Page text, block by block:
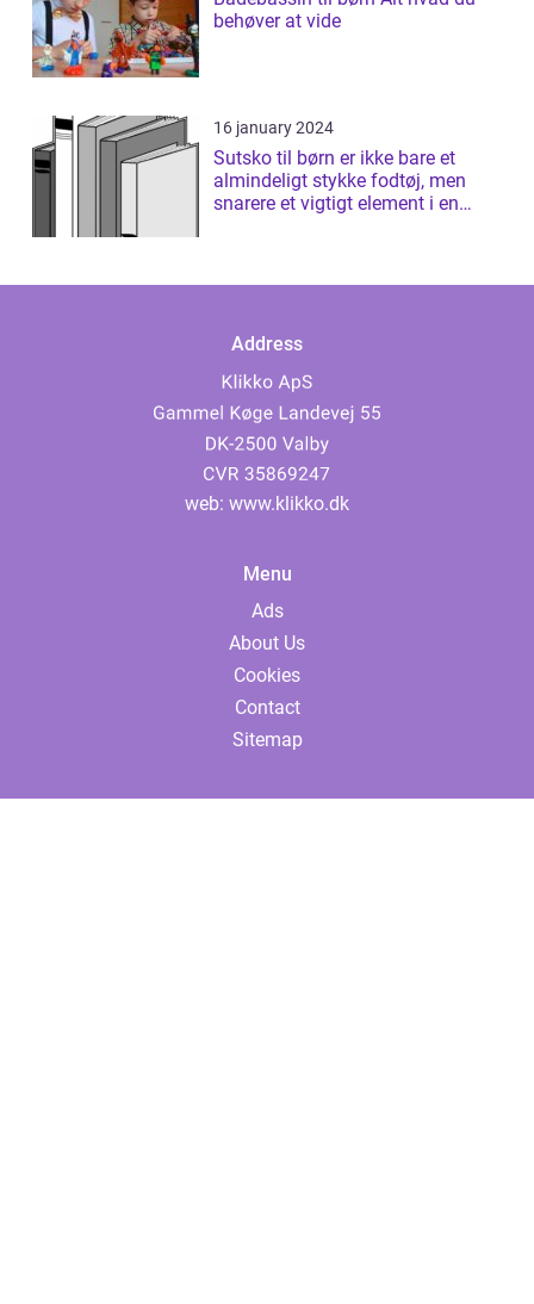
behøver at vide
16 january 2024
Sutsko til børn er ikke bare et
almindeligt stykke fodtøj, men
snarere et vigtigt element i en
Address
web: www.klikko.dk
Menu
Ads
About Us
Cookies
Contact
Sitemap